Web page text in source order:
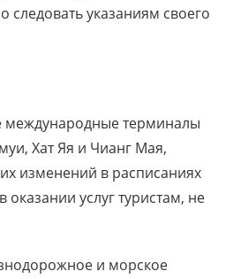
указаниям своего
международные терминалы
Хат Яя и Чианг Мая,
изменений в расписаниях
услуг туристам, не
и морское